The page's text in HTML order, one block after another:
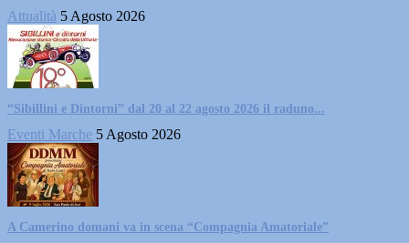
Attualità 5 Agosto 2026
“Sibillini e Dintorni” dal 20 al 22 agosto 2026 il raduno...
Eventi Marche 5 Agosto 2026
A Camerino domani va in scena “Compagnia Amatoriale”